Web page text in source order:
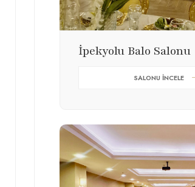
İpekyolu Balo Salonu
SALONU İNCELE